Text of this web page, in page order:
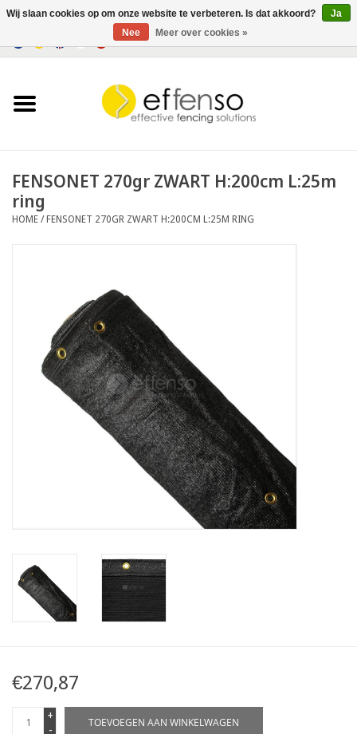
Verlichting
Documenten
FENSONET 270gr ZWART H:200cm L:25m
ring
HOME /FENSONET 270GR ZWART H:200CM L:25M RING
€270,87
+
-
TOEVOEGEN AAN WINKELWAGEN
Wij slaan cookies op om onze website te verbeteren. Is dat akkoord?
Ja
Nee
Meer over cookies »